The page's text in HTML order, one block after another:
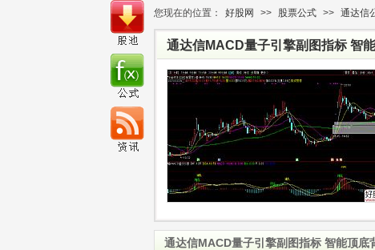
您现在的位置： 好股网 >> 股票公式 >> 通达信
通达信MACD量子引擎副图指标 智
通达信MACD量子引擎副图指标 智能顶